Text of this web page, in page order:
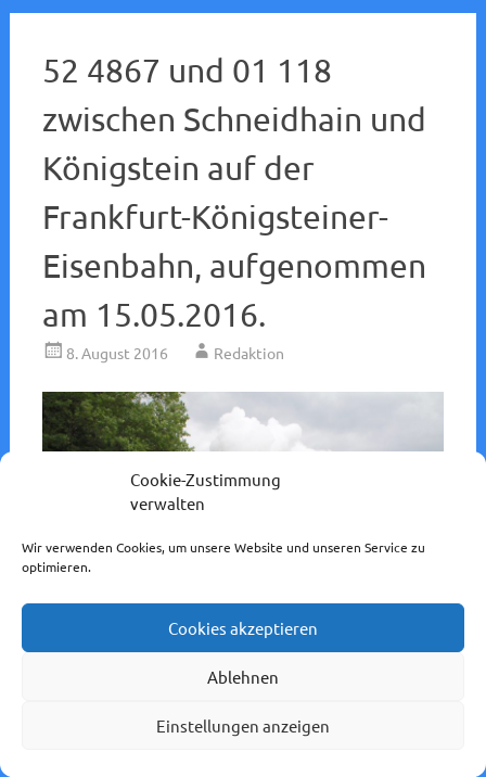
Cookie-Zustimmung
verwalten
Wir verwenden Cookies, um unsere Website und unseren Service zu
optimieren.
Cookies akzeptieren
Ablehnen
Einstellungen anzeigen
52 4867 und 01 118
zwischen Schneidhain und
Königstein auf der
Frankfurt-Königsteiner-
Eisenbahn, aufgenommen
am 15.05.2016.
8. August 2016 Redaktion
Schneidhain